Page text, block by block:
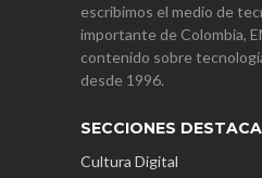
escribimos el medio de
importante de Colombia,
contenido sobre
desde 1996.
SECCIONES
Cultura Digital